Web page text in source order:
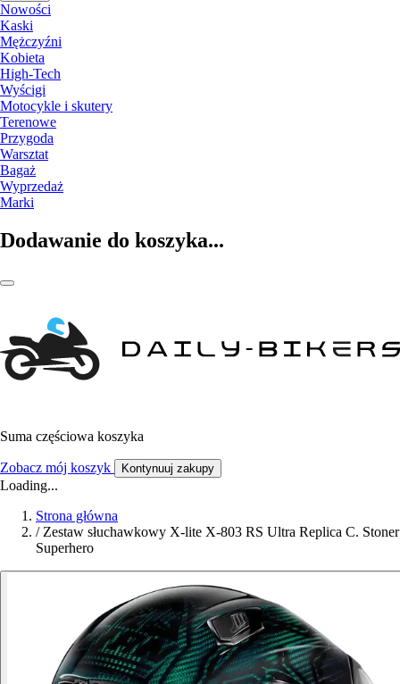
Nowości
Kaski
Mężczyźni
Kobieta
High-Tech
Wyścigi
Motocykle i skutery
Terenowe
Przygoda
Warsztat
Bagaż
Wyprzedaż
Marki
Dodawanie do koszyka...
Suma częściowa koszyka
Zobacz mój koszyk Kontynuuj zakupy
Loading...
Strona główna
/ Zestaw słuchawkowy X-lite X-803 RS Ultra Replica C. Stoner
Superhero